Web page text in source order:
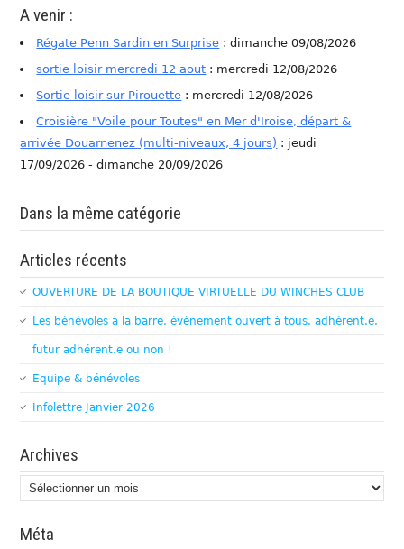
A venir :
Régate Penn Sardin en Surprise : dimanche 09/08/2026
sortie loisir mercredi 12 aout : mercredi 12/08/2026
Sortie loisir sur Pirouette : mercredi 12/08/2026
Croisière "Voile pour Toutes" en Mer d'Iroise, départ &
arrivée Douarnenez (multi-niveaux, 4 jours) : jeudi
17/09/2026 - dimanche 20/09/2026
Dans la même catégorie
Articles récents
OUVERTURE DE LA BOUTIQUE VIRTUELLE DU WINCHES CLUB
Les bénévoles à la barre, évènement ouvert à tous, adhérent.e,
futur adhérent.e ou non !
Equipe & bénévoles
Infolettre Janvier 2026
Archives
Archives
Méta